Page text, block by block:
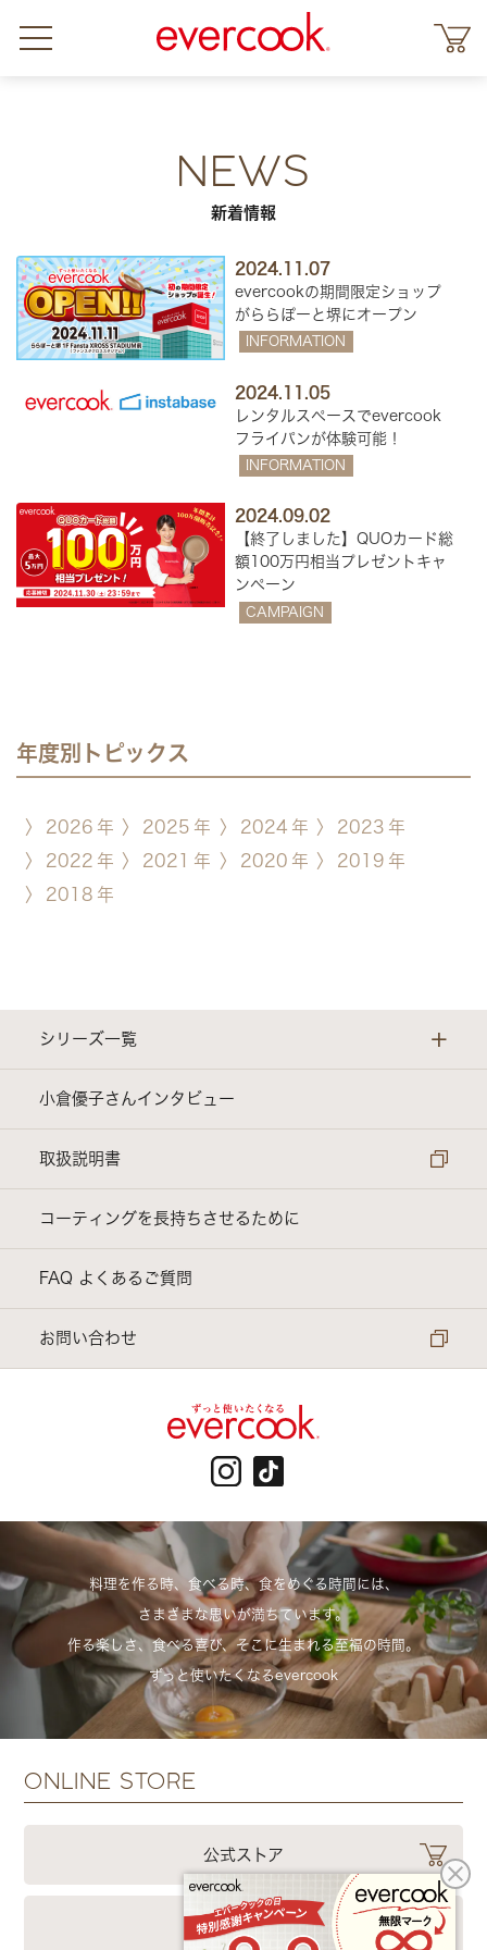
NEWS
新着情報
2024.11.07
evercookの期間限定ショップ
がららぽーと堺にオープン
INFORMATION
2024.11.05
レンタルスペースでevercook
フライパンが体験可能！
INFORMATION
2024.09.02
【終了しました】QUOカード総
額100万円相当プレゼントキャ
ンペーン
CAMPAIGN
年度別トピックス
〉 2026 年 〉 2025 年 〉 2024 年 〉 2023 年
〉
2022 年 〉 2021 年 〉 2020 年 〉 2019 年
〉
2018 年
シリーズ一覧 +
evercook ｜ スタンダードシリーズ
evercook α ｜ さらに長持ちシリーズ
evercook GREEN ｜ 環境にやさしいシリーズ
電子レンジ調理器具
アクセサリー他
小倉優子さんインタビュー
取扱説明書
コーティングを長持ちさせるために
FAQ よくあるご質問
お問い合わせ
料理を作る時、食べる時、食をめぐる時間には、
さまざまな思いが満ちています。
作る楽しさ、食べる喜び、そこに生まれる至福の時間。
ずっと使いたくなるevercook
ONLINE STORE
公式ストア
楽天市場店